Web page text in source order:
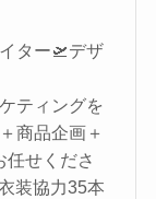
ター🛫デザ
ティングを
商品企画＋
任せくださ
装協力35本